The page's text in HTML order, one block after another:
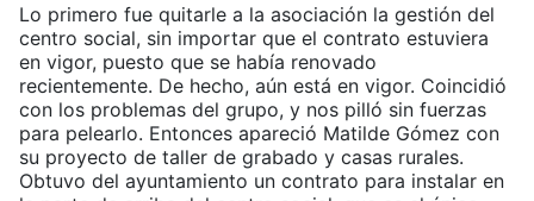
Lo primero fue quitarle a la asociación la gestión del
centro social, sin importar que el contrato estuviera
en vigor, puesto que se había renovado
recientemente. De hecho, aún está en vigor. Coincidió
con los problemas del grupo, y nos pilló sin fuerzas
para pelearlo. Entonces apareció Matilde Gómez con
su proyecto de taller de grabado y casas rurales.
Obtuvo del ayuntamiento un contrato para instalar en